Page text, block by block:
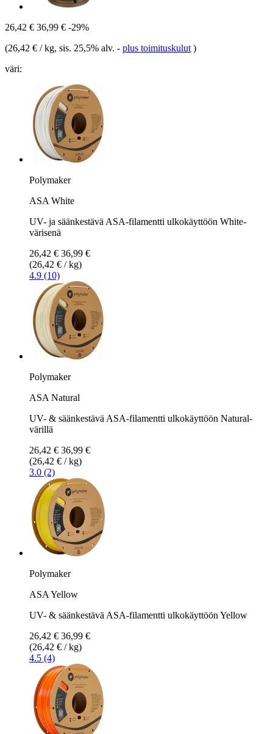
26,42 € 36,99 € -29%
(26,42 € / kg, sis. 25,5% alv. - plus toimituskulut )
väri:
Polymaker
ASA White
UV- ja säänkestävä ASA-filamentti ulkokäyttöön White-
värisenä
26,42 € 36,99 €
(26,42 € / kg)
4.9 (10)
Polymaker
ASA Natural
UV- & säänkestävä ASA-filamentti ulkokäyttöön Natural-
värillä
26,42 € 36,99 €
(26,42 € / kg)
3.0 (2)
Polymaker
ASA Yellow
UV- & säänkestävä ASA-filamentti ulkokäyttöön Yellow
26,42 € 36,99 €
(26,42 € / kg)
4.5 (4)